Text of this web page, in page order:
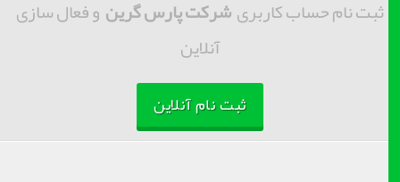
ثبت نام حساب کاربریشرکت پارس گرینو فعال سازی
آنلاین
ثبت نام آنلاین